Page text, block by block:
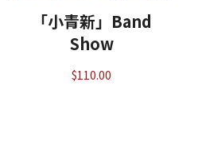
「小青新」Band
Show
$110.00